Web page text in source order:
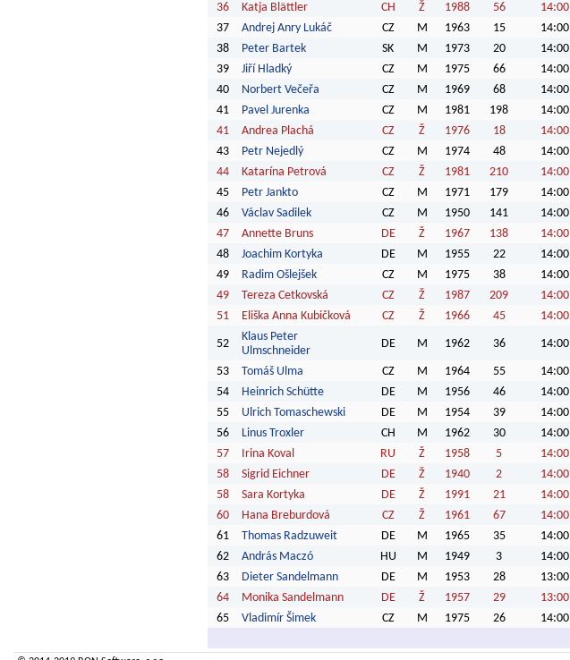
36
Katja Blättler CH Ž 1988 56 14:00
37
Andrej Anry Lukáč CZ M 1963 15 14:00
38
Peter Bartek SK M 1973 20 14:00
39
Jiří Hladký CZ M 1975 66 14:00
40
Norbert Večeřa CZ M 1969 68 14:00
41
Pavel Jurenka CZ M 1981 198 14:00
41
Andrea Plachá CZ Ž 1976 18 14:00
43
Petr Nejedlý CZ M 1974 48 14:00
44
Katarína Petrová CZ Ž 1981 210 14:00
45
Petr Jankto CZ M 1971 179 14:00
46
Václav Sadilek CZ M 1950 141 14:00
47
Annette Bruns DE Ž 1967 138 14:00
48
Joachim Kortyka DE M 1955 22 14:00
49
Radim Ošlejšek CZ M 1975 38 14:00
49
Tereza Cetkovská CZ Ž 1987 209 14:00
51
Eliška Anna Kubičková CZ Ž 1966 45 14:00
52
Klaus Peter
Ulmschneider
DE M 1962 36 14:00
53 Tomáš Ulma CZ M 1964 55 14:00
54
Heinrich Schütte DE M 1956 46 14:00
55
Ulrich Tomaschewski DE M 1954 39 14:00
56
Linus Troxler CH M 1962 30 14:00
57
Irina Koval RU Ž 1958 5 14:00
58
Sigrid Eichner DE Ž 1940 2 14:00
58
Sara Kortyka DE Ž 1991 21 14:00
60
Hana Breburdová CZ Ž 1961 67 14:00
61
Thomas Radzuweit DE M 1965 35 14:00
62
András Maczó HU M 1949 3 14:00
63
Dieter Sandelmann DE M 1953 28 13:00
64
Monika Sandelmann DE Ž 1957 29 13:00
65
Vladimír Šimek CZ M 1975 26 14:00